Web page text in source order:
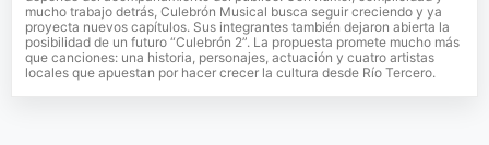
mucho trabajo detrás, Culebrón Musical busca seguir creciendo y ya
proyecta nuevos capítulos. Sus integrantes también dejaron abierta la
posibilidad de un futuro “Culebrón 2”. La propuesta promete mucho más
que canciones: una historia, personajes, actuación y cuatro artistas
locales que apuestan por hacer crecer la cultura desde Río Tercero.